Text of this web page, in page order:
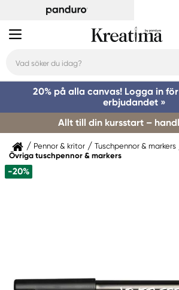
20% på alla canvas! Logga in
erbjudandet »
Allt till din kursstart –
Pennor & kritor
Tuschpennor & markers
Övriga tuschpennor & markers
-20%